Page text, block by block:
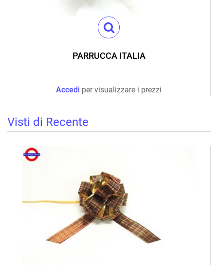
PARRUCCA ITALIA
Accedi per visualizzare i prezzi
Visti di Recente